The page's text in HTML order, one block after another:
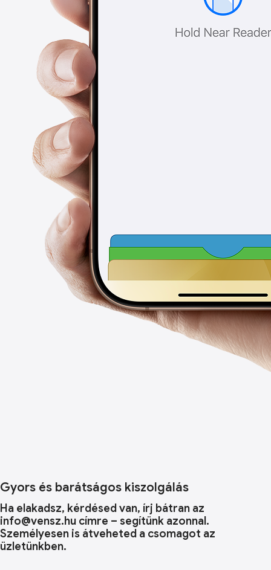
Gyors és barátságos kiszolgálás
Ha elakadsz, kérdésed van, írj bátran az
info@vensz.hu címre – segítünk azonnal.
Személyesen is átveheted a csomagot az
üzletünkben.